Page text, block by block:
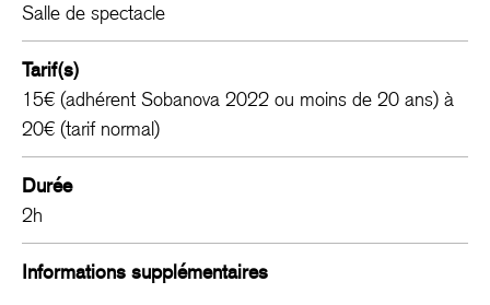
Salle de spectacle
Tarif(s)
15€ (adhérent Sobanova 2022 ou moins de 20 ans) à
20€ (tarif normal)
Durée
2h
Informations supplémentaires